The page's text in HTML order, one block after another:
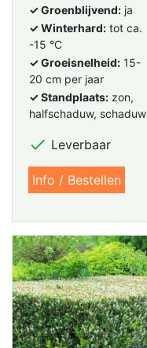
✓ Groenblijvend: ja
✓ Winterhard: tot ca.
-15 °C
✓ Groeisnelheid: 15-
20 cm per jaar
✓ Standplaats: zon,
halfschaduw, schaduw
 Leverbaar
Info / Bestellen